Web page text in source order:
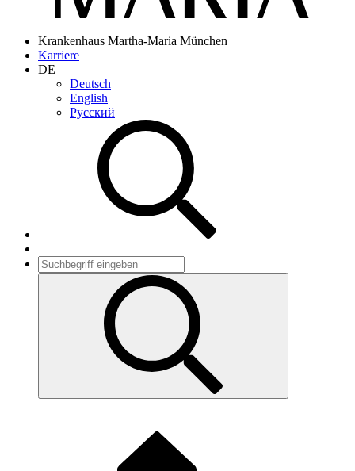
Krankenhaus Martha-Maria München
Karriere
DE
Deutsch
English
Pусский